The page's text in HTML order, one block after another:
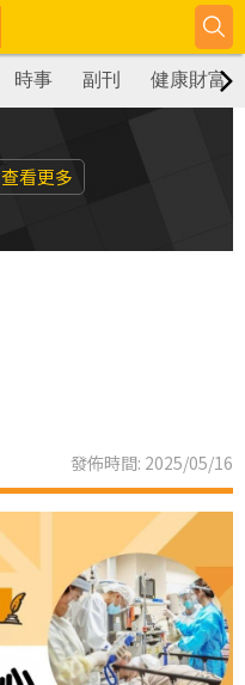
時事 副刊 健康財富
查看更多
發佈時間: 2025/05/16